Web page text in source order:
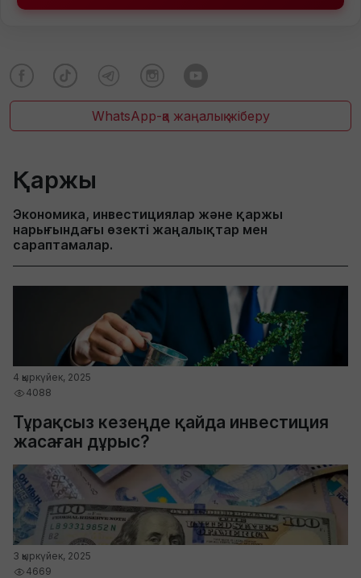
WhatsApp-қа жаңалық жіберу
Қаржы
Экономика, инвестициялар және қаржы
нарығындағы өзекті жаңалықтар мен
сараптамалар.
4 қыркүйек, 2025
4088
Тұрақсыз кезеңде қайда инвестиция
жасаған дұрыс?
3 қыркүйек, 2025
4669